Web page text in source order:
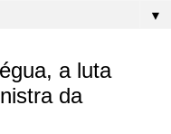
▼
a luta
da